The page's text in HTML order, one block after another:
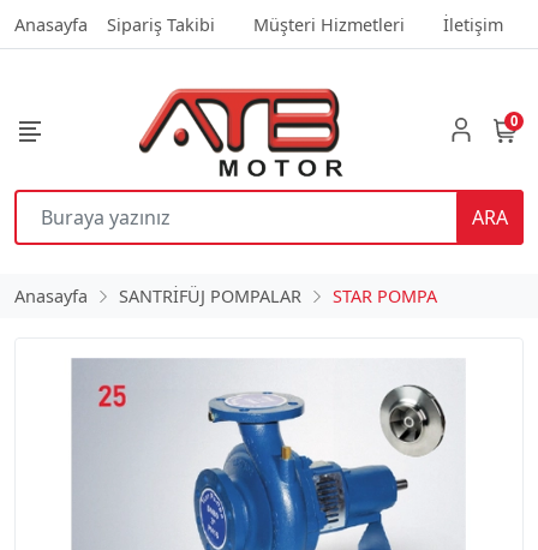
Anasayfa Sipariş Takibi Müşteri Hizmetleri İletişim
ARA
0
Anasayfa SANTRİFÜJ POMPALAR STAR POMPA